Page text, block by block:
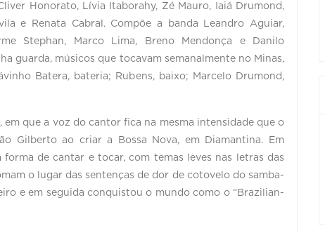
Honorato, Lívia Itaborahy, Zé Mauro, Iaiá Drumond,
e Renata Cabral. Compõe a banda Leandro Aguiar,
Stephan, Marco Lima, Breno Mendonça e Danilo
guarda, músicos que tocavam semanalmente no Minas,
Batera, bateria; Rubens, baixo; Marcelo Drumond,
que a voz do cantor fica na mesma intensidade que o
Gilberto ao criar a Bossa Nova, em Diamantina. Em
de cantar e tocar, com temas leves nas letras das
o lugar das sentenças de dor de cotovelo do samba-
e em seguida conquistou o mundo como o “Brazilian-